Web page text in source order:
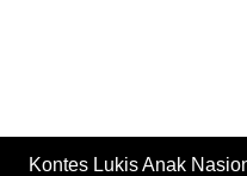
Kontes Lukis Anak